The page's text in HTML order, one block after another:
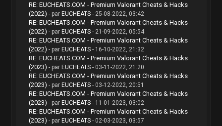
RE: EUCHEATS.COM - Premium Valorant Cheats & Hacks
(2022) - par EUCHEATS- 25-08-2022, 03:42
RE: EUCHEATS.COM - Premium Valorant Cheats & Hacks
(2022) - par EUCHEATS- 21-09-2022, 05:54
RE: EUCHEATS.COM - Premium Valorant Cheats & Hacks
(2022) - par EUCHEATS- 16-10-2022, 21:32
RE: EUCHEATS.COM - Premium Valorant Cheats & Hacks
(2023) - par EUCHEATS- 03-11-2022, 21:20
RE: EUCHEATS.COM - Premium Valorant Cheats & Hacks
(2023) - par EUCHEATS- 03-12-2022, 20:51
RE: EUCHEATS.COM - Premium Valorant Cheats & Hacks
(2023) - par EUCHEATS- 11-01-2023, 03:02
RE: EUCHEATS.COM - Premium Valorant Cheats & Hacks
(2023) - par EUCHEATS- 02-03-2023, 03:57